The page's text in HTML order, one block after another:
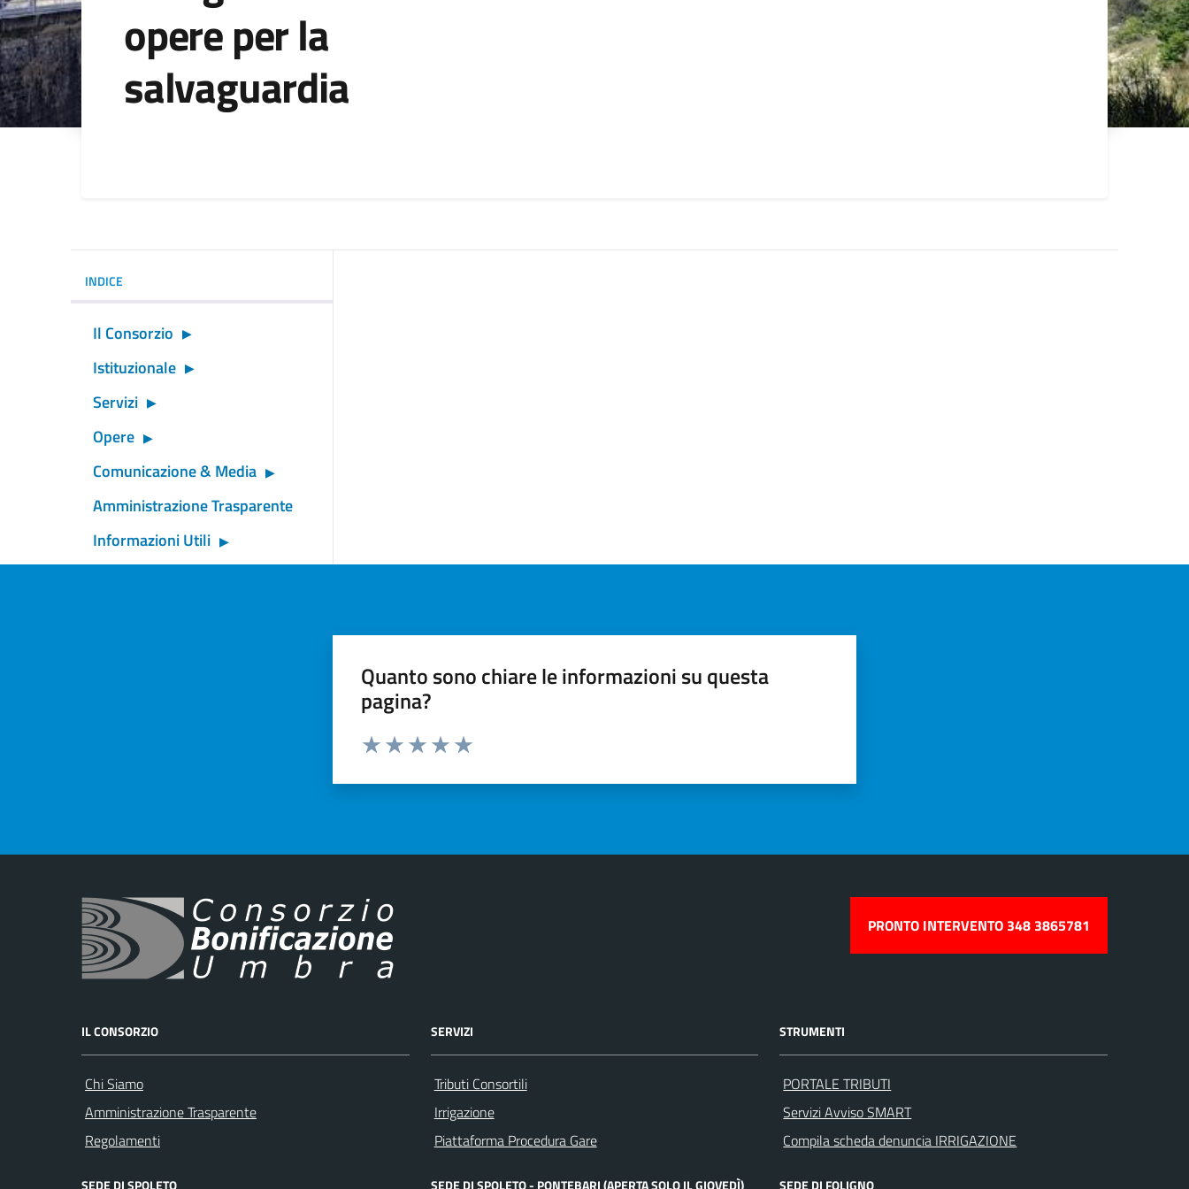
opere per la
salvaguardia
INDICE
Il Consorzio
Istituzionale
Servizi
Opere
Comunicazione & Media
Amministrazione Trasparente
Informazioni Utili
Quanto sono chiare le informazioni su questa
pagina?
PRONTO INTERVENTO 348 3865781
IL CONSORZIO
Chi Siamo
Amministrazione Trasparente
Regolamenti
SEDE DI SPOLETO
SERVIZI
Tributi Consortili
Irrigazione
Piattaforma Procedura Gare
SEDE DI SPOLETO - PONTEBARI (APERTA SOLO IL GIOVEDÌ)
STRUMENTI
PORTALE TRIBUTI
Servizi Avviso SMART
Compila scheda denuncia IRRIGAZIONE
SEDE DI FOLIGNO